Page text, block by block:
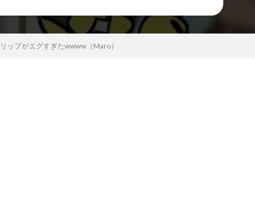
ップがエグすぎたwwww（Maro）